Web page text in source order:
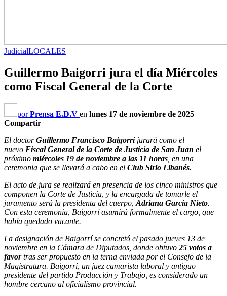
JudicialLOCALES
Guillermo Baigorri jura el día Miércoles
como Fiscal General de la Corte
porPrensa E.D.V en lunes 17 de noviembre de 2025
Compartir
El doctorGuillermo Francisco Baigorríjurará como el
nuevo Fiscal General de la Corte de Justicia de San Juan el
próximo miércoles 19 de noviembre a las 11 horas , en una
ceremonia que se llevará a cabo en el Club Sirio Libanés.
El acto de jura se realizará en presencia de los cinco ministros que
componen la Corte de Justicia, y la encargada de tomarle el
juramento será la presidenta del cuerpo, Adriana García Nieto.
Con esta ceremonia, Baigorrí asumirá formalmente el cargo, que
había quedado vacante.
La designación de Baigorrí se concretó el pasado jueves 13 de
noviembre en la Cámara de Diputados, donde obtuvo 25 votos a
favortras ser propuesto en la terna enviada por el Consejo de la
Magistratura. Baigorrí, un juez camarista laboral y antiguo
presidente del partido Producción y Trabajo, es considerado un
hombre cercano al oficialismo provincial.